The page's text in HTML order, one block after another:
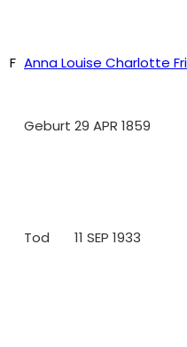
F Anna Louise Charlotte
Geburt 29 APR 1859
Tod 11 SEP 1933